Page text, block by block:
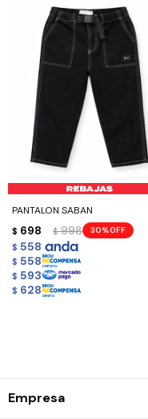
PANTALON SABAN
$ 698 $ 998 30
$ 558
$ 558
$ 593
$ 628
Empresa